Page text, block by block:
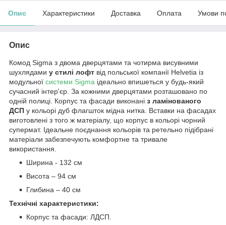
Опис Характеристики Доставка Оплата Умови
Опис
Комод Sigma з двома дверцятами та чотирма висувними
шухлядами у стилі лофт від польської компанії Helvetia із
модульної системи Sigma ідеально впишеться у будь-який
сучасний інтер'єр. За кожними дверцятами розташовано по
одній полиці. Корпус та фасади виконані з ламінованого
ДСП у кольорі дуб флагшток мідна нитка. Вставки на фасадах
виготовлені з того ж матеріалу, що корпус в кольорі чорний
супермат. Ідеальне поєднання кольорів та ретельно підібрані
матеріали забезпечують комфортне та тривале
використання.
Ширина - 132 см
Висота – 94 см
Глибина – 40 см
Технічні характеристики:
Корпус та фасади: ЛДСП.